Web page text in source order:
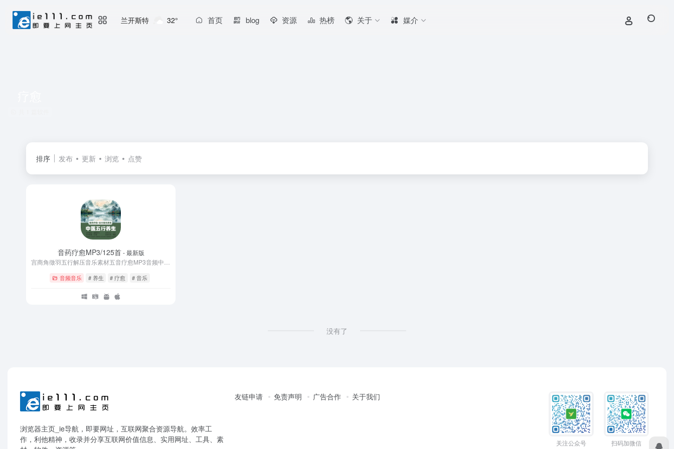
兰开斯特 32° 首页 blog 资源 热榜 关于 媒介
排序 发布 更新 浏览 点赞
音药疗愈MP3/125首- 最新版
音频音乐 # 养生 # 疗愈 # 音乐
没有了
浏览器主页_ie导航，即要网址，互联网聚合资源导航。效率工
作，利他精神，收录并分享互联网价值信息、实用网址、工具、素
友链申请 免责声明 广告合作 关于我们
关注公众号 扫码加微信